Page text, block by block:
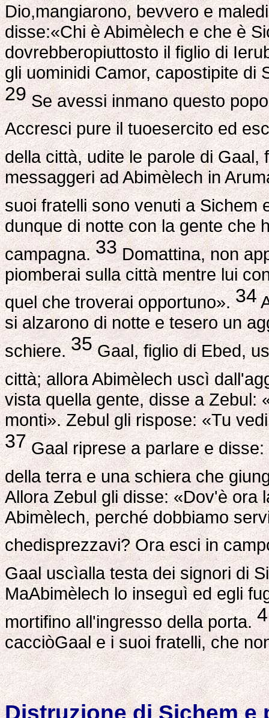
Dio,mangiarono, bevvero e
disse:«Chi è Abimèlech e che è
dovrebberopiuttosto il figlio di
gli uominidi Camor, capostipite di
29Se avessi inmano questo
Accresci pure il tuoesercito ed
della città, udite le parole di
messaggeri ad Abimèlech in
suoi fratelli sono venuti a
dunque di notte con la gente che
campagna.33Domattina, non
piomberai sulla città mentre lui
quel che troverai opportuno».34
si alzarono di notte e tesero un
schiere.35Gaal, figlio di Ebed,
città; allora Abimèlech uscì
vista quella gente, disse a Zebul:
monti». Zebul gli rispose: «Tu
37Gaal riprese a parlare e
della terra e una schiera che
Allora Zebul gli disse: «Dov'è ora
Abimèlech, perché dobbiamo
chedisprezzavi? Ora esci in
Gaal uscìalla testa dei signori di
MaAbimèlech lo inseguì ed egli
mortifino all'ingresso della porta.
cacciòGaal e i suoi fratelli, che
Distruzione di Sichem e